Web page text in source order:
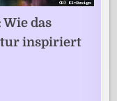
das
inspiriert